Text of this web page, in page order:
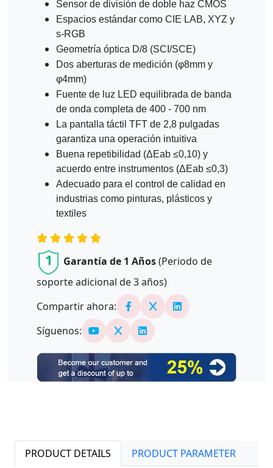
Sensor de división de doble haz CMOS
Espacios estándar como CIE LAB, XYZ y
s-RGB
Geometría óptica D/8 (SCI/SCE)
Dos aberturas de medición (φ8mm y
φ4mm)
Fuente de luz LED equilibrada de banda
de onda completa de 400 - 700 nm
La pantalla táctil TFT de 2,8 pulgadas
garantiza una operación intuitiva
Buena repetibilidad (ΔEab ≤0,10) y
acuerdo entre instrumentos (ΔEab ≤0,3)
Adecuado para el control de calidad en
industrias como pinturas, plásticos y
textiles
1 Garantía de 1 Años(Periodo de
soporte adicional de3años)
Compartir ahora:
Síguenos:
PRODUCT DETAILS PRODUCT PARAMETER